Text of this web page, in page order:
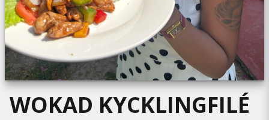
WOKAD KYCKLINGFILÉ